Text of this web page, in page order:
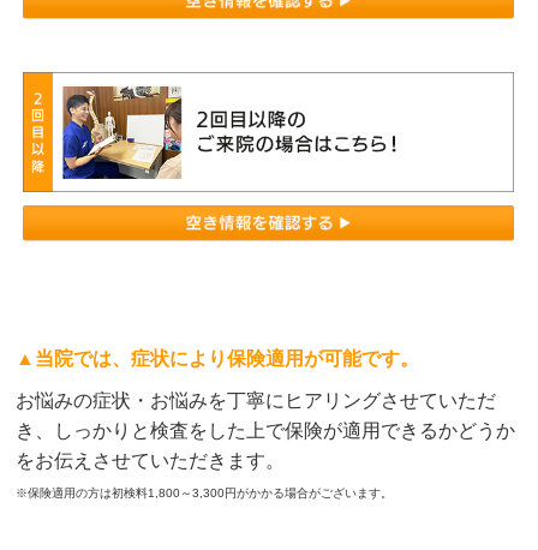
▲当院では、症状により保険適用が可能です。
お悩みの症状・お悩みを丁寧にヒアリングさせていただ
き、しっかりと検査をした上で保険が適用できるかどうか
をお伝えさせていただきます。
※保険適用の方は初検料1,800～3,300円がかかる場合がございます。